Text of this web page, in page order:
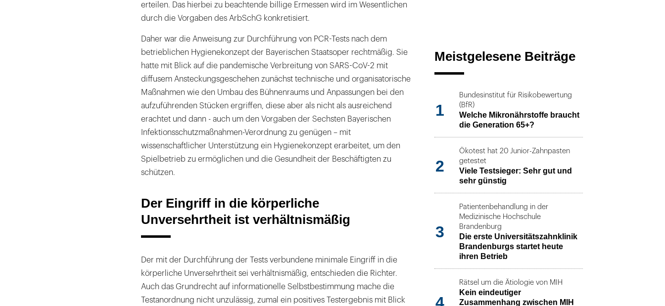
erteilen. Das hierbei zu beachtende billige Ermessen wird im Wesentlichen
durch die Vorgaben des ArbSchG konkretisiert.
Daher war die Anweisung zur Durchführung von PCR-Tests nach dem
betrieblichen Hygienekonzept der Bayerischen Staatsoper rechtmäßig. Sie
hatte mit Blick auf die pandemische Verbreitung von SARS-CoV-2 mit
diffusem Ansteckungsgeschehen zunächst technische und organisatorische
Maßnahmen wie den Umbau des Bühnenraums und Anpassungen bei den
aufzuführenden Stücken ergriffen, diese aber als nicht als ausreichend
erachtet und dann - auch um den Vorgaben der Sechsten Bayerischen
Infektionsschutzmaßnahmen-Verordnung zu genügen – mit
wissenschaftlicher Unterstützung ein Hygienekonzept erarbeitet, um den
Spielbetrieb zu ermöglichen und die Gesundheit der Beschäftigten zu
schützen.
Der Eingriff in die körperliche
Unversehrtheit ist verhältnismäßig
Der mit der Durchführung der Tests verbundene minimale Eingriff in die
körperliche Unversehrtheit sei verhältnismäßig, entschieden die Richter.
Auch das Grundrecht auf informationelle Selbstbestimmung mache die
Testanordnung nicht unzulässig, zumal ein positives Testergebnis mit Blick
Meistgelesene Beiträge
1
Bundesinstitut für Risikobewertung
(BfR)
Welche Mikronährstoffe braucht
die Generation 65+?
2
Ökotest hat 20 Junior-Zahnpasten
getestet
Viele Testsieger: Sehr gut und
sehr günstig
3
Patientenbehandlung in der
Medizinische Hochschule
Brandenburg
Die erste Universitätszahnklinik
Brandenburgs startet heute
ihren Betrieb
4
Rätsel um die Ätiologie von MIH
Kein eindeutiger
Zusammenhang zwischen MIH